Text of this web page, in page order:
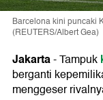
Barcelona kini puncaki
(REUTERS/Albert Gea)
Jakarta-Tampuk
berganti
menggeser